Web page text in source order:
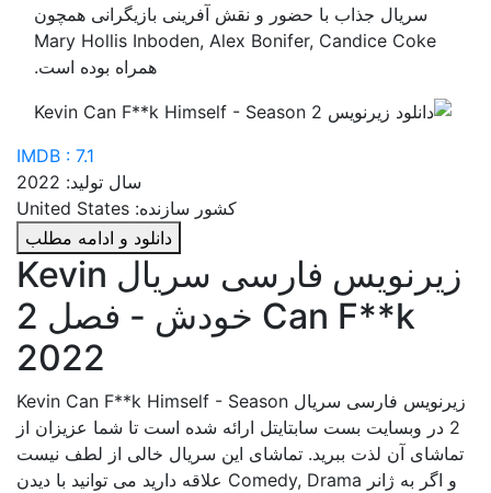
سریال جذاب با حضور و نقش آفرینی بازیگرانی همچون
Mary Hollis Inboden, Alex Bonifer, Candice Coke
همراه بوده است.
IMDB : 7.1
سال تولید: 2022
کشور سازنده: United States
دانلود و ادامه مطلب
زیرنویس فارسی سریال Kevin
Can F**k خودش - فصل 2
2022
زیرنویس فارسی سریال Kevin Can F**k Himself - Season
2 در وبسایت بست سابتایتل ارائه شده است تا شما عزیزان از
تماشای آن لذت ببرید. تماشای این سریال خالی از لطف نیست
و اگر به ژانر Comedy, Drama علاقه دارید می توانید با دیدن